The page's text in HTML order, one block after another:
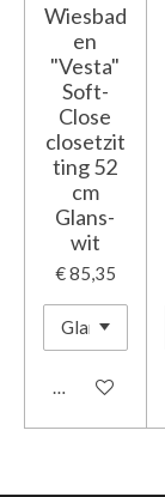
Wiesbad
en
"Vesta"
Soft-
Close
closetzit
ting 52
cm
Glans-
wit
€ 85,35
In winkelwagen